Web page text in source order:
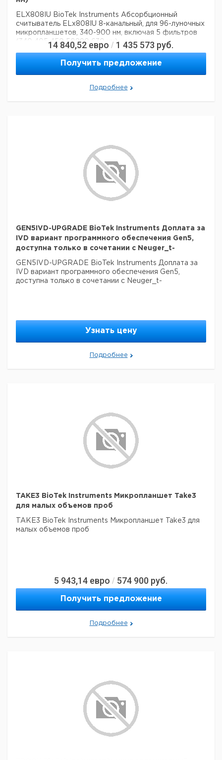
ELX808IU BioTek Instruments Абсорбционный
считыватель ELx808IU 8-канальный, для 96-луночных
микропланшетов, 340-900 нм, включая 5 фильтров
(340 405 450 50990 630 нм)
14 840,52 евро / 1 435 573 руб.
Получить предложение
Подробнее
GEN5IVD-UPGRADE BioTek Instruments Доплата за
IVD вариант программного обеспечения Gen5,
доступна только в сочетании с Neuger_t-
GEN5IVD-UPGRADE BioTek Instruments Доплата за
IVD вариант программного обеспечения Gen5,
доступна только в сочетании с Neuger_t-
Узнать цену
Подробнее
TAKE3 BioTek Instruments Микропланшет Take3
для малых объемов проб
TAKE3 BioTek Instruments Микропланшет Take3 для
малых объемов проб
5 943,14 евро / 574 900 руб.
Получить предложение
Подробнее